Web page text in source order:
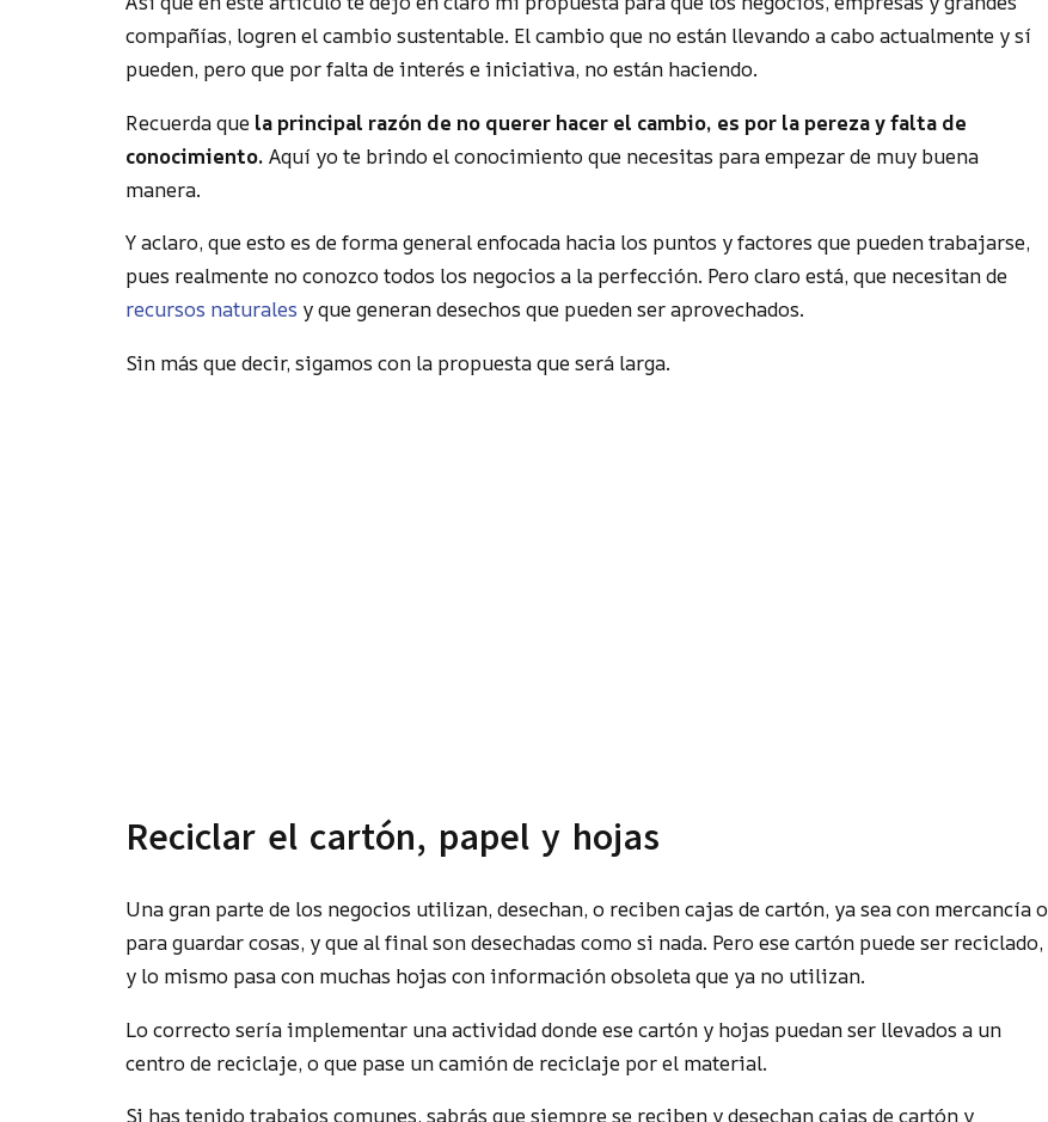
compañías, logren el cambio sustentable. El cambio que no están llevando a cabo actualmente y sí
pueden, pero que por falta de interés e iniciativa, no están haciendo.
Recuerda quela principal razón de no querer hacer el cambio, es por la pereza y falta de
conocimiento. Aquí yo te brindo el conocimiento que necesitas para empezar de muy buena
manera.
Y aclaro, que esto es de forma general enfocada hacia los puntos y factores que pueden trabajarse,
pues realmente no conozco todos los negocios a la perfección. Pero claro está, que necesitan de
recursos naturales y que generan desechos que pueden ser aprovechados.
Sin más que decir, sigamos con la propuesta que será larga.
Reciclar el cartón, papel y hojas
Una gran parte de los negocios utilizan, desechan, o reciben cajas de cartón, ya sea con mercancía o
para guardar cosas, y que al final son desechadas como si nada. Pero ese cartón puede ser reciclado,
y lo mismo pasa con muchas hojas con información obsoleta que ya no utilizan.
Lo correcto sería implementar una actividad donde ese cartón y hojas puedan ser llevados a un
centro de reciclaje, o que pase un camión de reciclaje por el material.
Si has tenido trabajos comunes, sabrás que siempre se reciben y desechan cajas de cartón y